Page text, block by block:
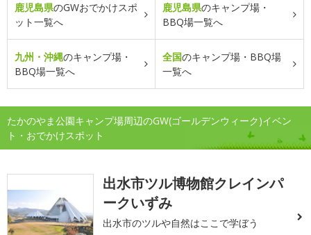
鹿児島県のGWおでかけスポ
ット一覧へ
鹿児島県のキャンプ場・
BBQ場一覧へ
九州・沖縄のキャンプ場・
BBQ場一覧へ
全国のキャンプ場・BBQ場
一覧へ
たかのやま公園キャンプ場周辺のGW(ゴールデンウィーク)イベン
ト・おでかけスポット
出水市ツル博物館クレインパ
ークいずみ
出水市のツルや自然はここで学ぼう